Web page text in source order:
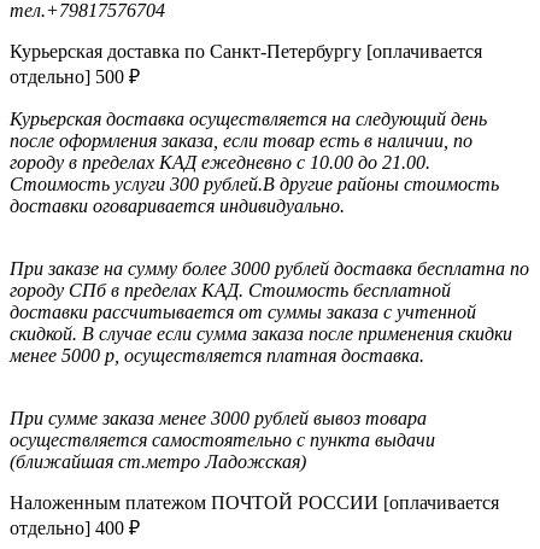
тел.+79817576704
Курьерская доставка по Санкт-Петербургу [оплачивается
отдельно] 500 ₽
Курьерская доставка осуществляется на следующий день
после оформления заказа, если товар есть в наличии, по
городу в пределах КАД ежедневно с 10.00 до 21.00.
Стоимость услуги 300 рублей.В другие районы стоимость
доставки оговаривается индивидуально.
При заказе на сумму более 3000 рублей доставка бесплатна по
городу СПб в пределах КАД. Стоимость бесплатной
доставки раcсчитывается от суммы заказа с учтенной
скидкой. В случае если сумма заказа после применения скидки
менее 5000 р, осуществляется платная доставка.
При сумме заказа менее 3000 рублей вывоз товара
осуществляется самостоятельно с пункта выдачи
(ближайшая ст.метро Ладожская)
Наложенным платежом ПОЧТОЙ РОССИИ [оплачивается
отдельно] 400 ₽